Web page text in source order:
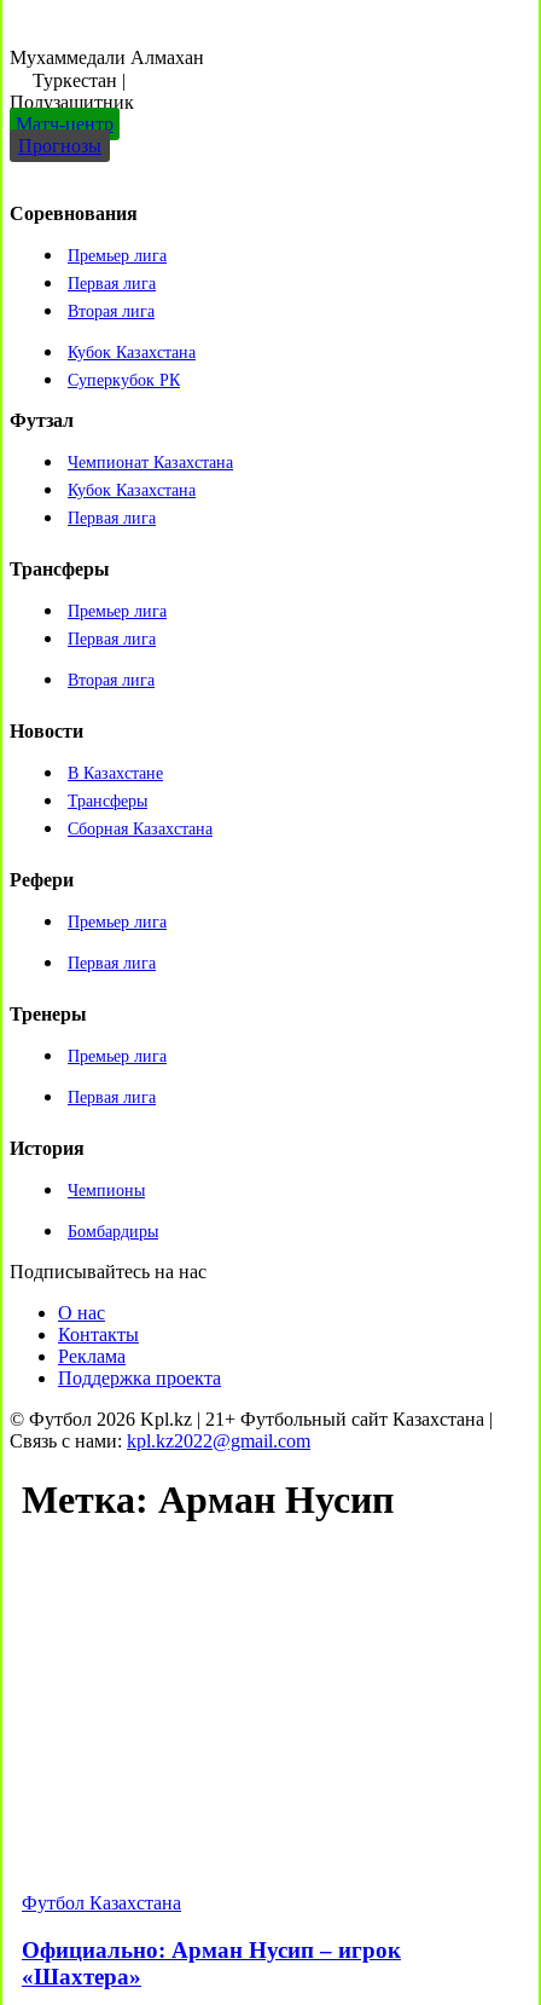
Мухаммедали Алмахан
Туркестан |
Полузащитник
Матч-центр
Прогнозы
Соревнования
Премьер лига
Первая лига
Вторая лига
Кубок Казахстана
Суперкубок РК
Футзал
Чемпионат Казахстана
Кубок Казахстана
Первая лига
Трансферы
Премьер лига
Первая лига
Вторая лига
Новости
В Казахстане
Трансферы
Сборная Казахстана
Рефери
Премьер лига
Первая лига
Тренеры
Премьер лига
Первая лига
История
Чемпионы
Бомбардиры
Подписывайтесь на нас
О нас
Контакты
Реклама
Поддержка проекта
© Футбол 2026 Kpl.kz | 21+ Футбольный сайт Казахстана |
Связь с нами: kpl.kz2022@gmail.com
Метка: Арман Нусип
Футбол Казахстана
Официально: Арман Нусип – игрок
«Шахтера»